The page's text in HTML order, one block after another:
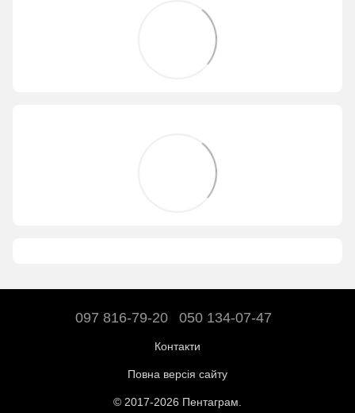
097 816-79-20 050 134-07-47
Контакти
Повна версія сайту
© 2017-2026 Пентаграм.